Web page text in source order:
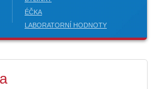
ÉČKA
LABORATORNÍ HODNOTY